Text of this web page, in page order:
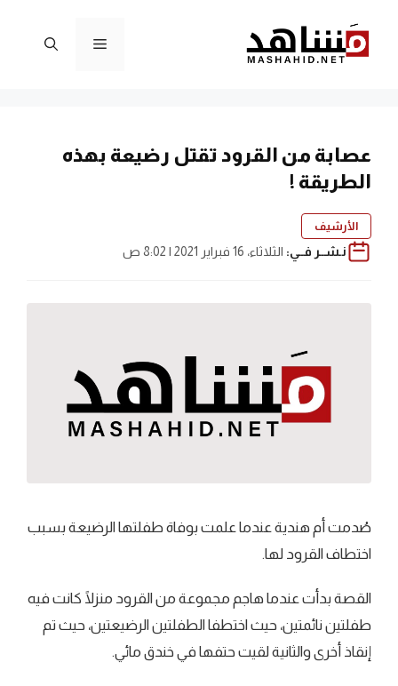
المحتوى
القائمة
عصابة من القرود تقتل رضيعة بهذه
الطريقة !
الأرشيف
نـشــر فــي: الثلاثاء، 16 فبراير 2021 | 8:02 ص
صُدمت أم هندية عندما علمت بوفاة طفلتها الرضيعة بسبب
اختطاف القرود لها.
القصة بدأت عندما هاجم مجموعة من القرود منزلًا كانت فيه
طفلتين نائمتين، حيث اختطفا الطفلتين الرضيعتين، حيث تم
إنقاذ أخرى والثانية لقيت حتفها في خندق مائي.